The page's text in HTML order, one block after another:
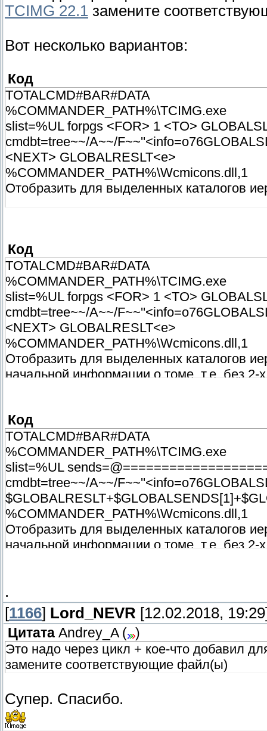
TCIMG 22.1 замените
Вот несколько вариантов:
Код
TOTALCMD#BAR#DATA
%COMMANDER_PATH%\TCIMG.exe
slist=%UL forpgs <FOR> 1 <TO>
cmdbt=tree~~/A~~/
<NEXT> GLOBALRESLT<e>
%COMMANDER_PATH%\Wcmicons.dll,1
Отобразить для выделенных каталогов
Код
TOTALCMD#BAR#DATA
%COMMANDER_PATH%\TCIMG.exe
slist=%UL forpgs <FOR> 1 <TO>
cmdbt=tree~~/A~~/
<NEXT> GLOBALRESLT<e>
%COMMANDER_PATH%\Wcmicons.dll,1
Отобразить для выделенных каталогов
начальной информации о томе, т.е. без 2-х
-1
Код
TOTALCMD#BAR#DATA
%COMMANDER_PATH%\TCIMG.exe
slist=%UL
cmdbt=tree~~/A~~/
%COMMANDER_PATH%\Wcmicons.dll,1
Отобразить для выделенных каталогов
начальной информации о томе, т.е. без 2-
-1
.
[1166] Lord_NEVR [12.02.2018,
Цитата Andrey_A(
)
Это надо через цикл + кое-что добавил
замените соответствующие файл(ы)
Супер. Спасибо.